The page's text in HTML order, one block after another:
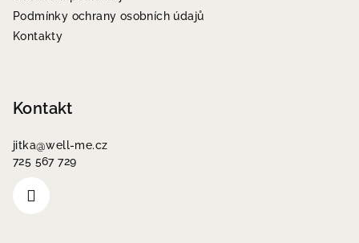
Podmínky ochrany osobních údajů
Kontakty
Kontakt
jitka@well-me.cz
725 567 729